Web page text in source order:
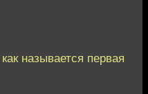
называется первая